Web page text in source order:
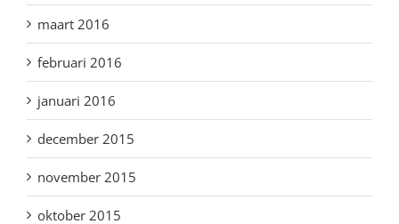
maart 2016
februari 2016
januari 2016
december 2015
november 2015
oktober 2015